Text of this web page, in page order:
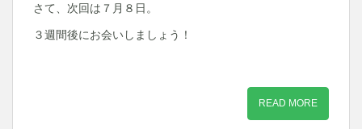
さて、次回は７月８日。
３週間後にお会いしましょう！
READ MORE